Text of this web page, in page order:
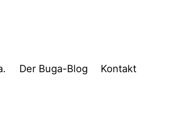
Der Buga-Blog Kontakt